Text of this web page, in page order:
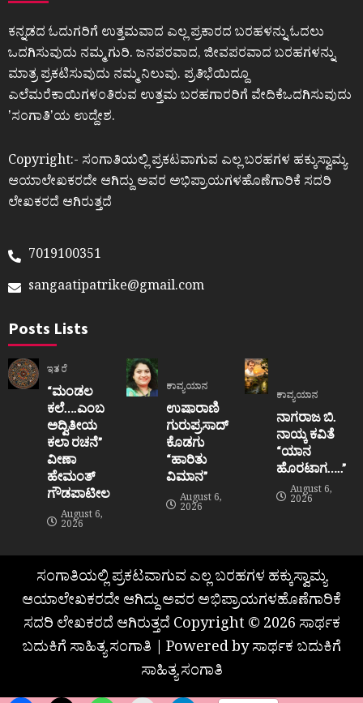
ಕನ್ನಡದ ಓದುಗರಿಗೆ ಉತ್ತಮವಾದ ಎಲ್ಲ ಪ್ರಕಾರದ ಬರಹಳನ್ನು ಓದಲು
ಒದಗಿಸುವುದು ನಮ್ಮ ಗುರಿ. ಜನಪರವಾದ, ಜೀವಪರವಾದ ಬರಹಗಳನ್ನು
ಮಾತ್ರ ಪ್ರಕಟಿಸುವುದು ನಮ್ಮ ನಿಲುವು. ಪ್ರತಿಭೆಯಿದ್ದೂ
ಎಲೆಮರೆಕಾಯಿಗಳಂತಿರುವ ಉತ್ತಮ ಬರಹಗಾರರಿಗೆ ವೇದಿಕೆಒದಗಿಸುವುದು
ʼಸಂಗಾತಿʼಯ ಉದ್ದೇಶ.
Copyright:- ಸಂಗಾತಿಯಲ್ಲಿ ಪ್ರಕಟವಾಗುವ ಎಲ್ಲ ಬರಹಗಳ ಹಕ್ಕುಸ್ವಾಮ್ಯ
ಆಯಾಲೇಖಕರದೇ ಆಗಿದ್ದು ಅವರ ಅಭಿಪ್ರಾಯಗಳಹೊಣೆಗಾರಿಕೆ ಸದರಿ
ಲೇಖಕರದೆ ಆಗಿರುತ್ತದೆ
7019100351
sangaatipatrike@gmail.com
Posts Lists
ಇತರೆ
“ಮಂಡಲ
ಕಲೆ….ಎಂಬ
ಅದ್ವಿತೀಯ
ಕಲಾ ರಚನೆ”‌
ವೀಣಾ
ಹೇಮಂತ್‌
ಗೌಡಪಾಟೀಲ
August 6,
2026
ಕಾವ್ಯಯಾನ
ಉಷಾರಾಣಿ
ಗುರುಪ್ರಸಾದ್
ಕೊಡಗು
“ಹಾರಿತು
ವಿಮಾನ”
August 6,
2026
ಕಾವ್ಯಯಾನ
ನಾಗರಾಜ ಬಿ.
ನಾಯ್ಕ ಕವಿತೆ
“ಯಾನ
ಹೊರಟಾಗ…..”
August 6,
2026
ಸಂಗಾತಿಯಲ್ಲಿ ಪ್ರಕಟವಾಗುವ ಎಲ್ಲ ಬರಹಗಳ ಹಕ್ಕುಸ್ವಾಮ್ಯ
ಆಯಾಲೇಖಕರದೇ ಆಗಿದ್ದು ಅವರ ಅಭಿಪ್ರಾಯಗಳಹೊಣೆಗಾರಿಕೆ
ಸದರಿ ಲೇಖಕರದೆ ಆಗಿರುತ್ತದೆ Copyright © 2026 ಸಾರ್ಥಕ
ಬದುಕಿಗೆ ಸಾಹಿತ್ಯ ಸಂಗಾತಿ | Powered by ಸಾರ್ಥಕ ಬದುಕಿಗೆ
ಸಾಹಿತ್ಯ ಸಂಗಾತಿ